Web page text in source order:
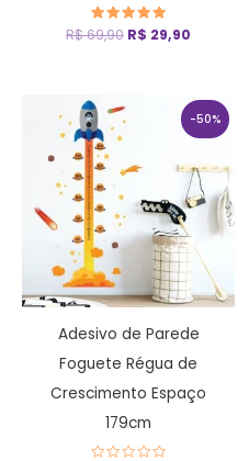
Avaliação
5
R$69,90 R$ 29,90
-50%
Adesivo de Parede
Foguete Régua de
Crescimento Espaço
179cm
preço
original
R$ 79,90.
O
preço
atual
R$ 39,90.